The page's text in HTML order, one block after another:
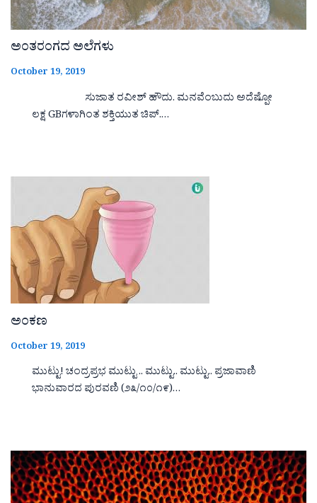
ಅಂತರಂಗದ ಅಲೆಗಳು
October 19, 2019
ಸುಜಾತ ರವೀಶ್ ಹೌದು. ಮನವೆಂಬುದು ಅದೆಷ್ಪೋ
ಲಕ್ಷ GBಗಳಾಗಿಂತ ಶಕ್ತಿಯುತ ಚಿಪ್.…
ಅಂಕಣ
October 19, 2019
ಮುಟ್ಟು! ಚಂದ್ರಪ್ರಭ ಮುಟ್ಟು .. ಮುಟ್ಟು.. ಮುಟ್ಟು.. ಪ್ರಜಾವಾಣಿ
ಭಾನುವಾರದ ಪುರವಣಿ (೨೩/೧೦/೧೯)…